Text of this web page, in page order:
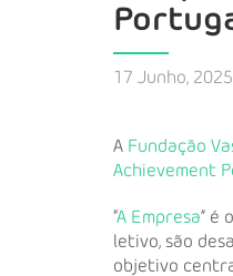
17 Junho, 2025
A Fundação
Achievement
“A Empresa” é
letivo, são
objetivo